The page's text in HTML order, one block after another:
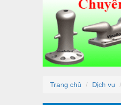
Trang chủ Dịch vụ